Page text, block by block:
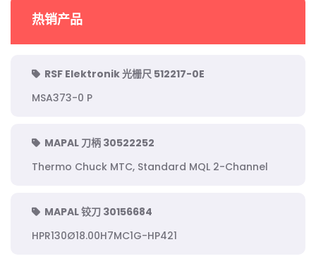
热销产品
RSF Elektronik 光栅尺 512217-0E
MSA373-0 P
MAPAL 刀柄 30522252
Thermo Chuck MTC, Standard MQL 2-Channel
MAPAL 铰刀 30156684
HPR130Ø18.00H7MC1G-HP421